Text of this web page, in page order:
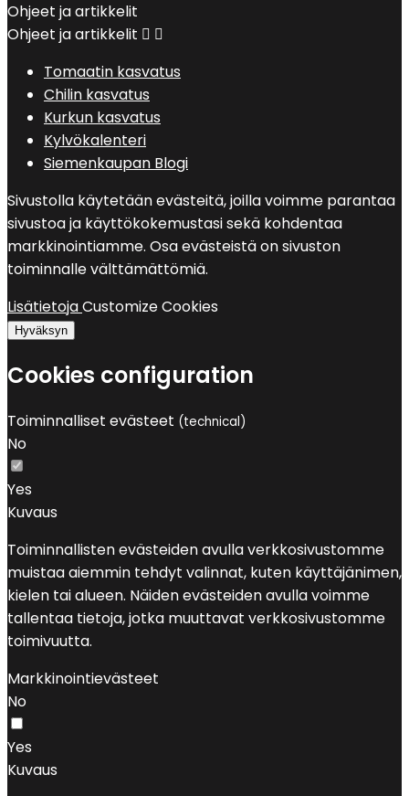
Ohjeet ja artikkelit
Ohjeet ja artikkelit  
Tomaatin kasvatus
Chilin kasvatus
Kurkun kasvatus
Kylvökalenteri
Siemenkaupan Blogi
Sivustolla käytetään evästeitä, joilla voimme parantaa
sivustoa ja käyttökokemustasi sekä kohdentaa
markkinointiamme. Osa evästeistä on sivuston
toiminnalle välttämättömiä.
LisätietojaCustomize Cookies
Hyväksyn
Cookies configuration
Toiminnalliset evästeet (technical)
No
Yes
Kuvaus
Toiminnallisten evästeiden avulla verkkosivustomme
muistaa aiemmin tehdyt valinnat, kuten käyttäjänimen,
kielen tai alueen. Näiden evästeiden avulla voimme
tallentaa tietoja, jotka muuttavat verkkosivustomme
toimivuutta.
Markkinointievästeet
No
Yes
Kuvaus